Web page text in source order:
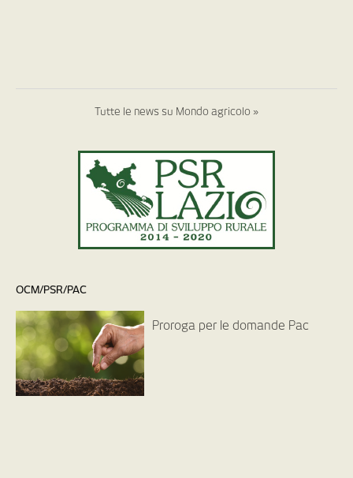
Tutte le news su Mondo agricolo »
OCM/PSR/PAC
Proroga per le domande Pac